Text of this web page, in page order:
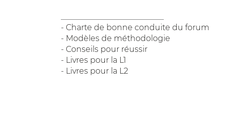
- Charte de bonne conduite du forum
- Modèles de méthodologie
- Conseils pour réussir
- Livres pour la L1
- Livres pour la L2